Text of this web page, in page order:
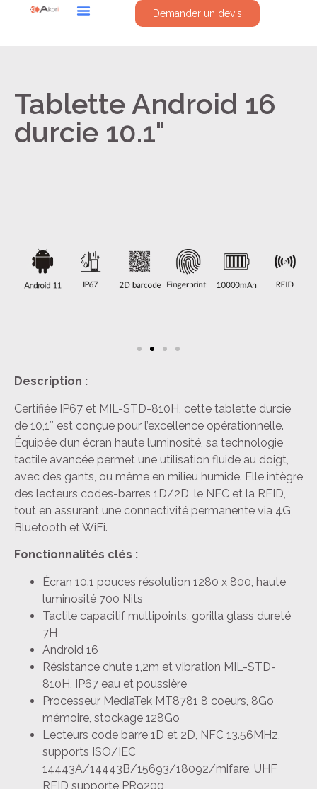
Demander un devis
Tablette Android 16
durcie 10.1"
Description :
Certifiée IP67 et MIL-STD-810H, cette tablette durcie
de 10,1″ est conçue pour l’excellence opérationnelle.
Équipée d’un écran haute luminosité, sa technologie
tactile avancée permet une utilisation fluide au doigt,
avec des gants, ou même en milieu humide. Elle intègre
des lecteurs codes-barres 1D/2D, le NFC et la RFID,
tout en assurant une connectivité permanente via 4G,
Bluetooth et WiFi.
Fonctionnalités clés :
Écran 10.1 pouces résolution 1280 x 800, haute
luminosité 700 Nits
Tactile capacitif multipoints, gorilla glass dureté
7H
Android 16
Résistance chute 1,2m et vibration MIL-STD-
810H, IP67 eau et poussière
Processeur MediaTek MT8781 8 coeurs, 8Go
mémoire, stockage 128Go
Lecteurs code barre 1D et 2D, NFC 13.56MHz,
supports ISO/IEC
14443A/14443B/15693/18092/mifare, UHF
RFID supporte PR9200